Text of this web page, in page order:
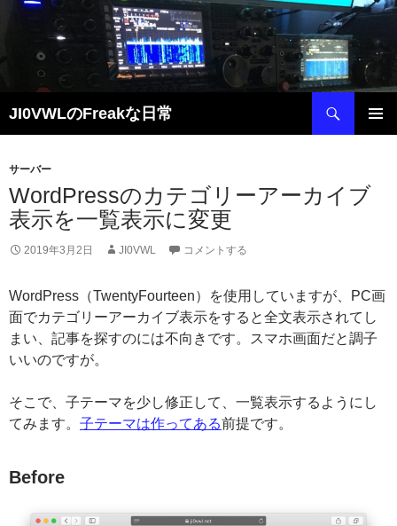
へ
ス
ッ
プ
JI0VWLのFreakな日常
索
サーバー
WordPressのカテゴリーアーカイブ
表示を一覧表示に変更
2019年3月2日 JI0VWL コメントする
WordPress（TwentyFourteen）を使用していますが、PC画
面でカテゴリーアーカイブ表示をすると全文表示されてし
まい、記事を探すのには不向きです。スマホ画面だと調子
いいのですが。
そこで、子テーマを少し修正して、一覧表示するようにし
てみます。 子テーマは作ってある前提です。
Before